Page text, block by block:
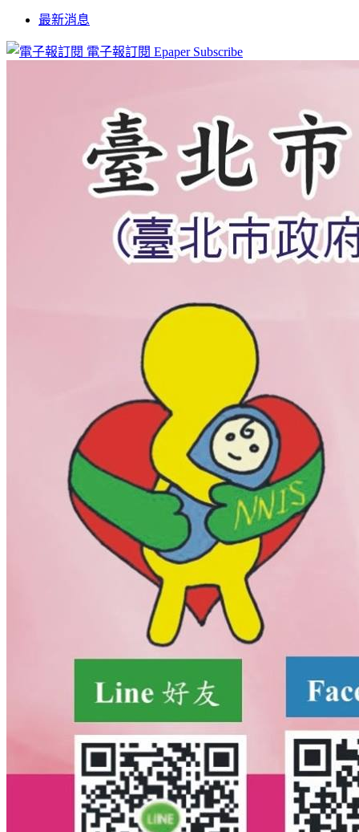
最新消息
電子報訂閱 Epaper Subscribe